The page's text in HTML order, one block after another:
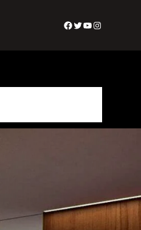
Facebook
Twitter
Youtube
Instagram